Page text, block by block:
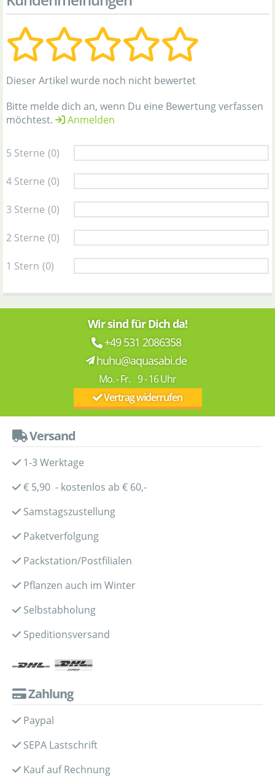
Dieser Artikel wurde noch nicht bewertet
Bitte melde dich an, wenn Du eine Bewertung verfassen
möchtest.
Anmelden
5 Sterne (0)
4 Sterne (0)
3 Sterne (0)
2 Sterne (0)
1 Stern (0)
Wir sind für Dich da!
+49 531 2086358
huhu@aquasabi.de
Mo. - Fr. 9 - 16 Uhr
Vertrag widerrufen
Versand
1-3 Werktage
€ 5,90 - kostenlos ab € 60,-
Samstagszustellung
Paketverfolgung
Packstation/Postfilialen
Pflanzen auch im Winter
Selbstabholung
Speditionsversand
Zahlung
Paypal
SEPA Lastschrift
Kauf auf Rechnung